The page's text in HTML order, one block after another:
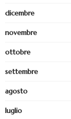
dicembre
novembre
ottobre
settembre
agosto
luglio